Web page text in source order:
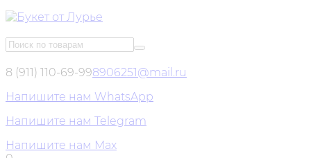
8 (911) 110-69-998906251@mail.ru
Напишите нам WhatsApp
Напишите нам Telegram
Напишите нам Max